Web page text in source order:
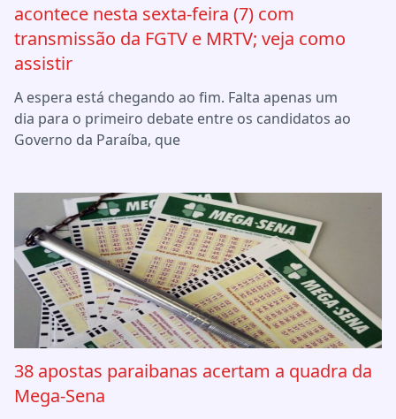
acontece nesta sexta-feira (7) com
transmissão da FGTV e MRTV; veja como
assistir
A espera está chegando ao fim. Falta apenas um
dia para o primeiro debate entre os candidatos ao
Governo da Paraíba, que
38 apostas paraibanas acertam a quadra da
Mega-Sena